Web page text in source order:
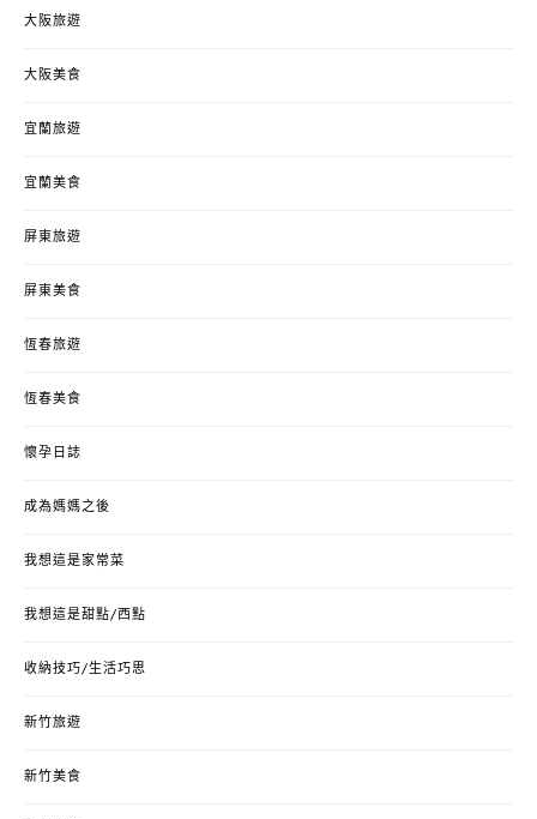
大阪旅遊
大阪美食
宜蘭旅遊
宜蘭美食
屏東旅遊
屏東美食
恆春旅遊
恆春美食
懷孕日誌
成為媽媽之後
我想這是家常菜
我想這是甜點/西點
收納技巧/生活巧思
新竹旅遊
新竹美食